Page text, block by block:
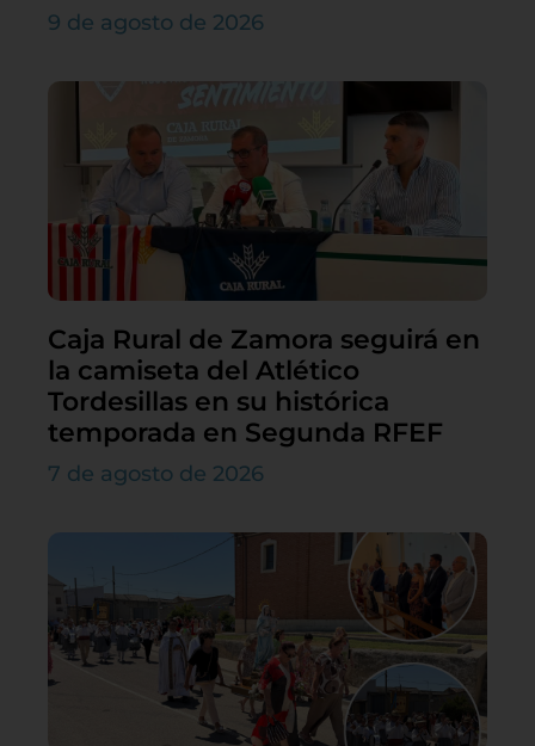
9 de agosto de 2026
Caja Rural de Zamora seguirá en
la camiseta del Atlético
Tordesillas en su histórica
temporada en Segunda RFEF
7 de agosto de 2026